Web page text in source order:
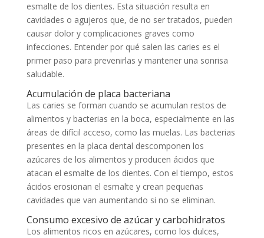
esmalte de los dientes. Esta situación resulta en
cavidades o agujeros que, de no ser tratados, pueden
causar dolor y complicaciones graves como
infecciones. Entender por qué salen las caries es el
primer paso para prevenirlas y mantener una sonrisa
saludable.
Acumulación de placa bacteriana
Las caries se forman cuando se acumulan restos de
alimentos y bacterias en la boca, especialmente en las
áreas de difícil acceso, como las muelas. Las bacterias
presentes en la placa dental descomponen los
azúcares de los alimentos y producen ácidos que
atacan el esmalte de los dientes. Con el tiempo, estos
ácidos erosionan el esmalte y crean pequeñas
cavidades que van aumentando si no se eliminan.
Consumo excesivo de azúcar y carbohidratos
Los alimentos ricos en azúcares, como los dulces,